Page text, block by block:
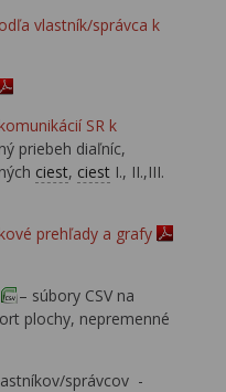
vlastník/správca k
SR k
priebeh diaľníc,
ciest, ciest I., II.,III.
prehľady a grafy
– súbory CSV na
plochy, nepremenné
správcov -